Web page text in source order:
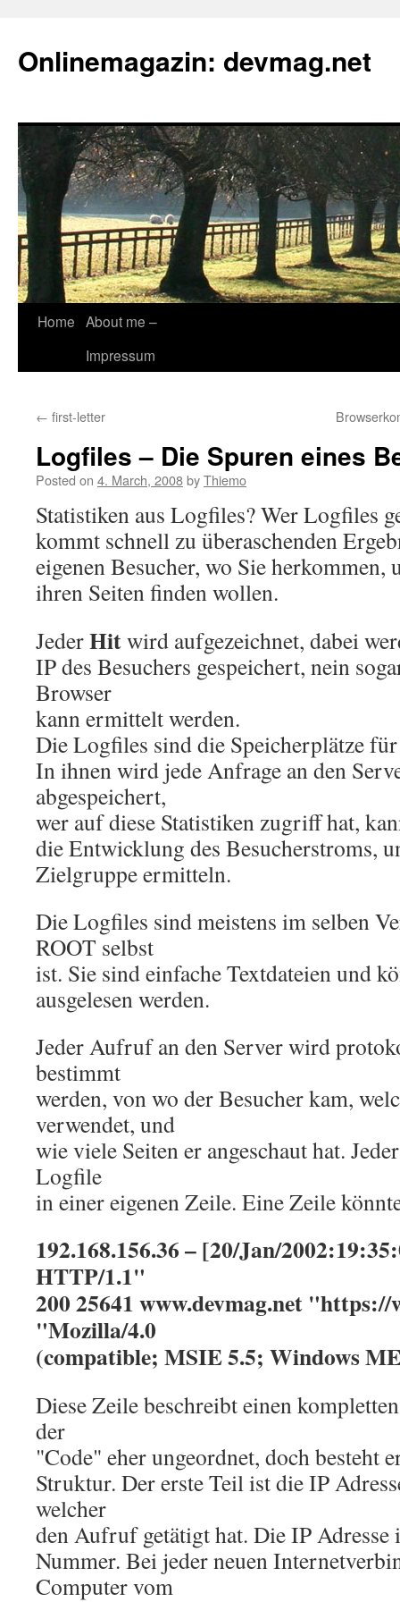
Onlinemagazin: devmag.net
Skip
Home About me –
Impressum
← first-letter
Logfiles – Die Spuren eines
Posted on 4. March, 2008byThiemo
Statistiken aus Logfiles? Wer Logfiles
kommt schnell zu überaschenden
eigenen Besucher, wo Sie herkommen,
ihren Seiten finden wollen.
JederHitwird aufgezeichnet, dabei
IP des Besuchers gespeichert, nein
Browser
kann ermittelt werden.
Die Logfiles sind die Speicherplätze
In ihnen wird jede Anfrage an den
abgespeichert,
wer auf diese Statistiken zugriff hat,
die Entwicklung des Besucherstroms,
Zielgruppe ermitteln.
Die Logfiles sind meistens im selben
ROOT selbst
ist. Sie sind einfache Textdateien und
ausgelesen werden.
Jeder Aufruf an den Server wird
bestimmt
werden, von wo der Besucher kam,
verwendet, und
wie viele Seiten er angeschaut hat.
Logfile
in einer eigenen Zeile. Eine Zeile
192.168.156.36 – [20/Jan/
HTTP/1.1"
200 25641 www.devmag.net
"Mozilla/4.0
(compatible; MSIE 5.5; Windows
Diese Zeile beschreibt einen
der
"Code" eher ungeordnet, doch besteht
Struktur. Der erste Teil ist die IP
welcher
den Aufruf getätigt hat. Die IP Adresse
Nummer. Bei jeder neuen
Computer vom